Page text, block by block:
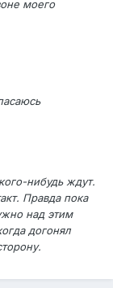
моего
нибудь ждут.
Правда пока
над этим
догонял